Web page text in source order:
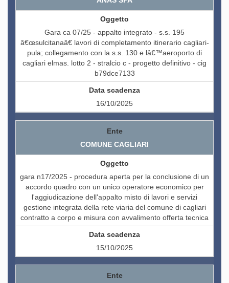
Gara ca 07/25 - appalto integrato - s.s. 195
â€œsulcitanaâ€ lavori di completamento itinerario cagliari-
pula; collegamento con la s.s. 130 e lâ€™aeroporto di
cagliari elmas. lotto 2 - stralcio c - progetto definitivo - cig
b79dce7133
16/10/2025
COMUNE CAGLIARI
gara n17/2025 - procedura aperta per la conclusione di un
accordo quadro con un unico operatore economico per
l'aggiudicazione dell'appalto misto di lavori e servizi
gestione integrata della rete viaria del comune di cagliari
contratto a corpo e misura con avvalimento offerta tecnica
15/10/2025